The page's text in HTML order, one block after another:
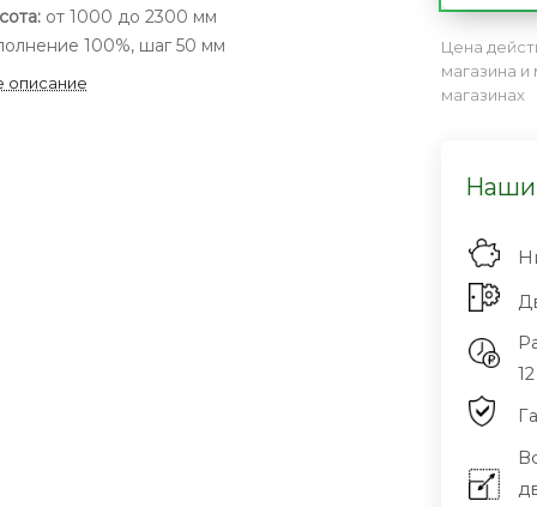
от 1000 до 2300 мм
100%, шаг 50 мм
описание
Цена
магазина
магазинах
Наши